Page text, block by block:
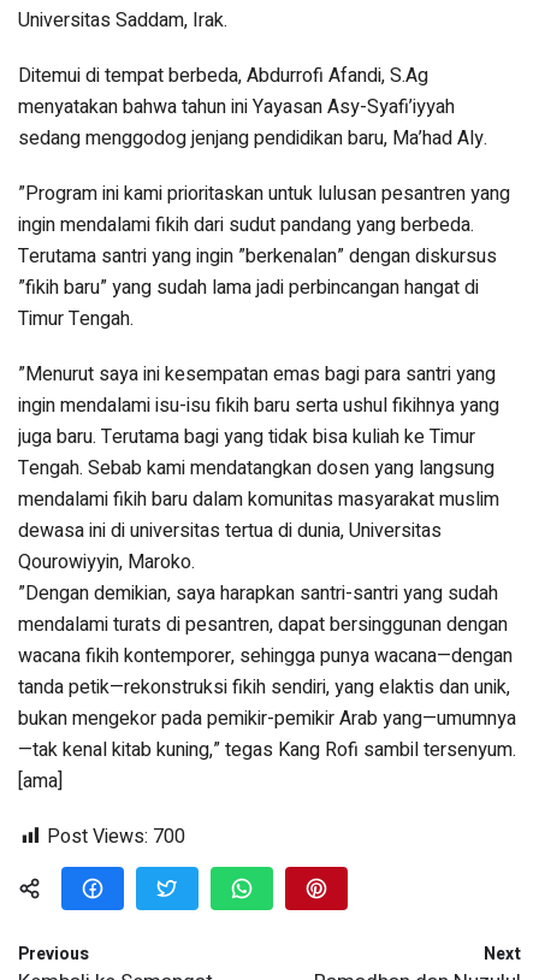
Universitas Saddam, Irak.
Ditemui di tempat berbeda, Abdurrofi Afandi, S.Ag
menyatakan bahwa tahun ini Yayasan Asy-Syafi’iyyah
sedang menggodog jenjang pendidikan baru, Ma’had Aly.
”Program ini kami prioritaskan untuk lulusan pesantren yang
ingin mendalami fikih dari sudut pandang yang berbeda.
Terutama santri yang ingin ”berkenalan” dengan diskursus
”fikih baru” yang sudah lama jadi perbincangan hangat di
Timur Tengah.
”Menurut saya ini kesempatan emas bagi para santri yang
ingin mendalami isu-isu fikih baru serta ushul fikihnya yang
juga baru. Terutama bagi yang tidak bisa kuliah ke Timur
Tengah. Sebab kami mendatangkan dosen yang langsung
mendalami fikih baru dalam komunitas masyarakat muslim
dewasa ini di universitas tertua di dunia, Universitas
Qourowiyyin, Maroko.
”Dengan demikian, saya harapkan santri-santri yang sudah
mendalami turats di pesantren, dapat bersinggunan dengan
wacana fikih kontemporer, sehingga punya wacana—dengan
tanda petik—rekonstruksi fikih sendiri, yang elaktis dan unik,
bukan mengekor pada pemikir-pemikir Arab yang—umumnya
—tak kenal kitab kuning,” tegas Kang Rofi sambil tersenyum.
[ama]
Post Views: 700
Previous Next